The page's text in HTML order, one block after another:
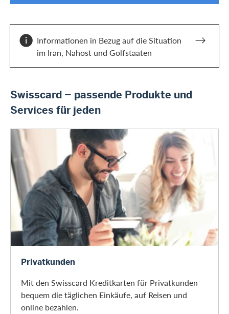
Informationen in Bezug auf die Situation
im Iran, Nahost und Golfstaaten
Swisscard – passende Produkte und
Services für jeden
Zu den Produkten
Privatkunden
Mit den Swisscard Kreditkarten für Privatkunden
bequem die täglichen Einkäufe, auf Reisen und
online bezahlen.